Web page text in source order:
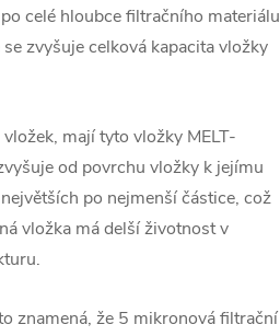
celé hloubce filtračního materiálu
zvyšuje celková kapacita vložky
mají tyto vložky MELT-
od povrchu vložky k jejímu
po nejmenší částice, což
vložka má delší životnost v
znamená, že 5 mikronová filtrační